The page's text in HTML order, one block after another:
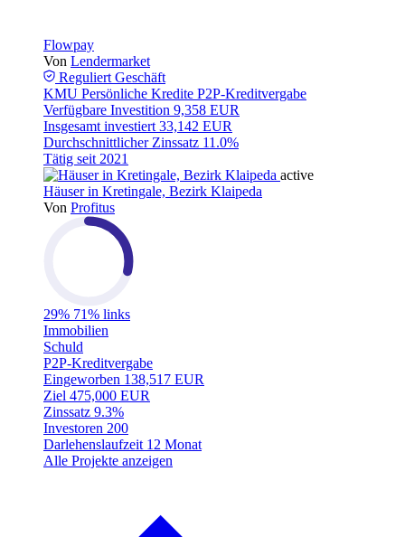
Flowpay
Von Lendermarket
Reguliert Geschäft
KMU Persönliche Kredite P2P-Kreditvergabe
Verfügbare Investition 9,358 EUR
Insgesamt investiert 33,142 EUR
Durchschnittlicher Zinssatz 11.0%
Tätig seit 2021
active
Häuser in Kretingale, Bezirk Klaipeda
Von Profitus
29% 71% links
Immobilien
Schuld
P2P-Kreditvergabe
Eingeworben 138,517 EUR
Ziel 475,000 EUR
Zinssatz 9.3%
Investoren 200
Darlehenslaufzeit 12 Monat
Alle Projekte anzeigen